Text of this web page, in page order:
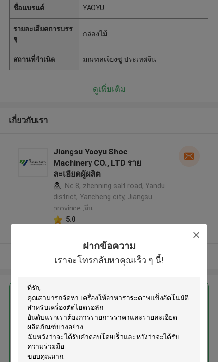
ฝากข้อความ
เราจะโทรกลับหาคุณเร็ว ๆ นี้!
ชื่อแบรนด์ YAOYU
รายละเอียดการบรร
จุ
กล่องไม้
สถานที่กำเนิด มณฑลเจียงซู ประเทศจีน
ดูเพิ่มเติม
เกี่ยวกับเรา
Jiangsu Yaoyu Shoe
Machinery CO., LTD ราย
ละเอียดผู้ผลิต
No.8, zhenning salt road, Yandu
district, Yancheng city, Jiangsu
province ,จีน
5.0
ดูเพิ่มเติม
এর সেরা মূল্য পান
เครื่องให้อาหารกระดาษแข็ง
อัตโนมัติสำหรับเครื่องตัดไฮดรอลิก